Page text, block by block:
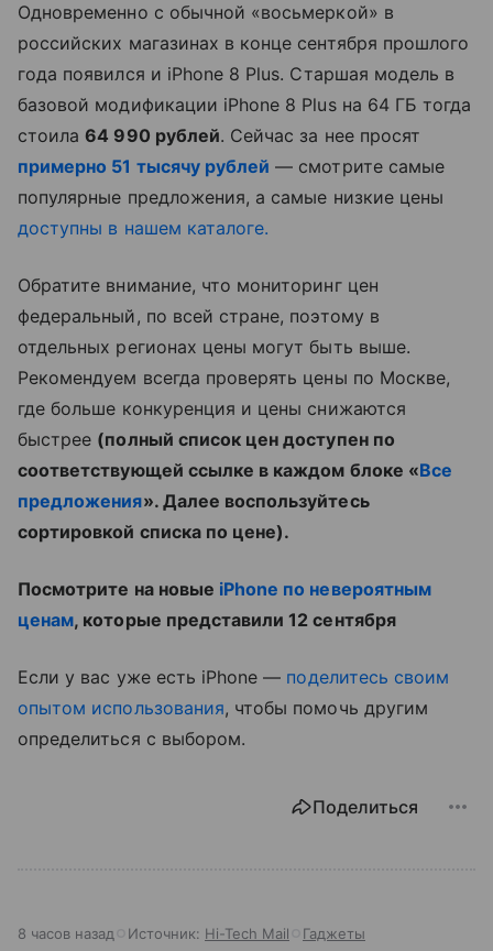
Одновременно с обычной «восьмеркой» в
российских магазинах в конце сентября прошлого
года появился и iPhone 8 Plus. Старшая модель в
базовой модификации iPhone 8 Plus на 64 ГБ тогда
стоила64 990 рублей. Сейчас за нее просят
примерно 51 тысячу рублей — смотрите самые
популярные предложения, а самые низкие цены
доступны в нашем каталоге.
Обратите внимание, что мониторинг цен
федеральный, по всей стране, поэтому в
отдельных регионах цены могут быть выше.
Рекомендуем всегда проверять цены по Москве,
где больше конкуренция и цены снижаются
быстрее (полный список цен доступен по
соответствующей ссылке в каждом блоке «Все
предложения». Далее воспользуйтесь
сортировкой списка по цене).
Посмотрите на новые iPhone по невероятным
ценам, которые представили 12 сентября
Если у вас уже есть iPhone — поделитесь своим
опытом использования, чтобы помочь другим
определиться с выбором.
Поделиться
8 часов назад Источник: Hi-Tech Mail Гаджеты